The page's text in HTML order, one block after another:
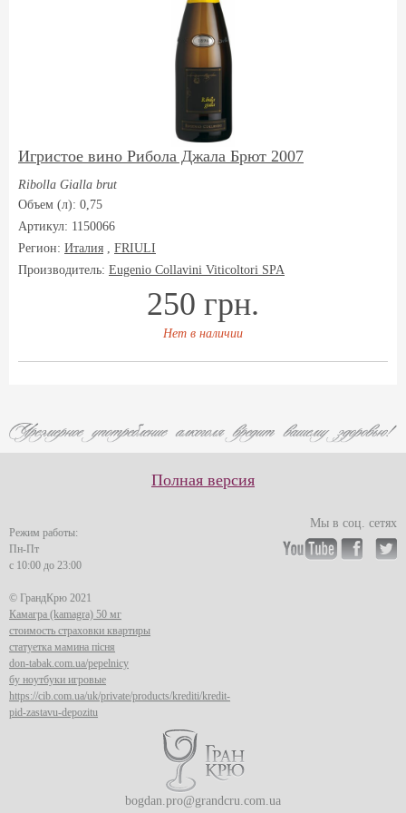
Игристое вино Рибола Джала Брют 2007
Ribolla Gialla brut
Объем (л): 0,75
Артикул: 1150066
Регион: Италия , FRIULI
Производитель: Eugenio Collavini Viticoltori SPA
250 грн.
Нет в наличии
Полная версия
Режим работы:
Пн-Пт
с 10:00 до 23:00
© ГрандКрю 2021
Камагра (kamagra) 50 мг
стоимость страховки квартиры
статуетка мамина пісня
don-tabak.com.ua/pepelnicy
бу ноутбуки игровые
https://cib.com.ua/uk/private/products/krediti/kredit-
pid-zastavu-depozitu
Мы в соц. сетях
bogdan.pro@grandcru.com.ua